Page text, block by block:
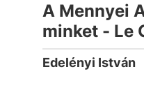
A Mennyei
minket - Le
kamel amen
Edelényi István